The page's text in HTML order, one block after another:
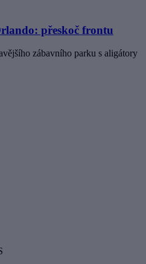
přeskoč frontu
zábavního parku s aligátory